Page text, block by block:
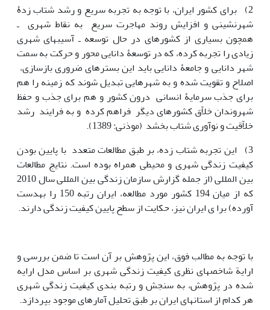
2) برای کشور ایران، با توجه به تجربه سریع و رشد شتاب زدۀ
شهرنشینی و افزایش روند مهاجرت سریع به نقاط شهری ـ
همچون بسیاری از کشورهای در حال توسعه ـ آسیب‎های شهری
زیادی را تجربه کرده، که در توسعۀ دانایی محور و حرکت به سمت
شهر دانایی و جامعۀ دانایی باید این بسترهای ضروری بازسازی،
اصلاح و تقویت شده و به شهرهایی تبدیل شوند که زمینه را هم
برای جذب سرمایۀ انسانی درون کشور و هم برای جذب و حفظ
شهروندان خلاّق کشورهای دیگر فراهم کرده و به فرایند رشد
خلاّقیت و نوآوری شتاب بخشد (موذنی: 1389).
3) این تجربه شتاب زده، بر طبق مطالعات متعدد با پایین بودن
کیفیت زندگی شهری و محیطی همراه بوده است. نتایج مطالعات
بین المللی (از جمله گزارش سازمان زندگی بین المللی سال 2010
که از میان 194 کشور مورد مطالعه، ایران رتبه 150 را به‎دست
آورده) برا ی ایران نیز، حکایت از سطح پایین کیفیت زندگی دارند.
با توجه به مطالب فوق، این پژوهش بر آن است تا ضمن بررسی و
ارایة شاخص‏های نظری کیفیت زندگی شهری بر اساس مدل ارایه
شده در پژوهش، به سنجش و رتبه بندی کیفیت زندگی شهری
هر کدام از استان‎های ایران بر طبق تحلیل آمارهای موجود بپردازد.